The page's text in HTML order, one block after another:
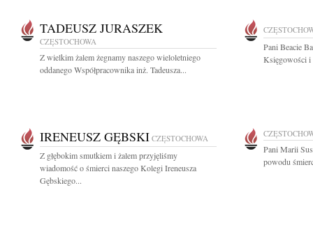
TADEUSZ JURASZEK
CZĘSTOCHOWA
Z wielkim żalem żegnamy naszego wieloletniego
oddanego Współpracownika inż. Tadeusza...
Pani Beacie
Księgowości i
IRENEUSZ GĘBSKI CZĘSTOCHOWA
Z głębokim smutkiem i żalem przyjęliśmy
wiadomość o śmierci naszego Kolegi Ireneusza
Gębskiego...
Pani Marii
powodu